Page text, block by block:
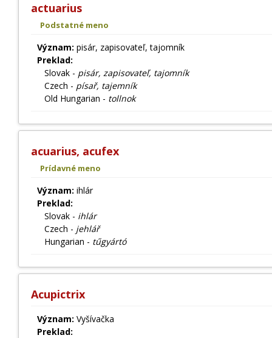
actuarius
Podstatné meno
Význam: pisár, zapisovateľ, tajomník
Preklad:
Slovak - pisár, zapisovateľ, tajomník
Czech - písař, tajemník
Old Hungarian - tollnok
acuarius, acufex
Prídavné meno
Význam: ihlár
Preklad:
Slovak - ihlár
Czech - jehlář
Hungarian - tűgyártó
Acupictrix
Význam: Vyšívačka
Preklad: